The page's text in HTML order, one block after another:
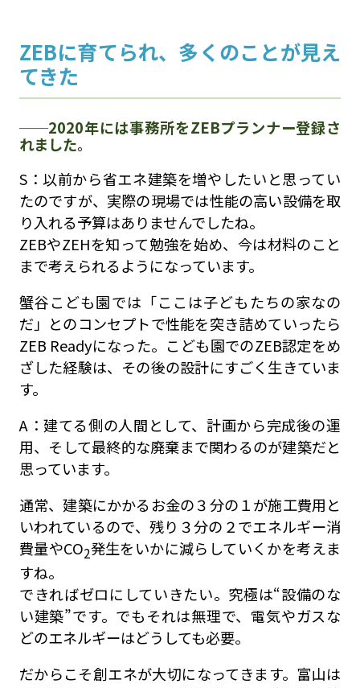
ZEBに育てられ、多くのことが見え
てきた
2020年には事務所をZEBプランナー登録さ
れました。
S：以前から省エネ建築を増やしたいと思ってい
たのですが、実際の現場では性能の高い設備を取
り入れる予算はありませんでしたね。
ZEBやZEHを知って勉強を始め、今は材料のこと
まで考えられるようになっています。
蟹谷こども園では「ここは子どもたちの家なの
だ」とのコンセプトで性能を突き詰めていったら
ZEB Readyになった。こども園でのZEB認定をめ
ざした経験は、その後の設計にすごく生きていま
す。
A：建てる側の人間として、計画から完成後の運
用、そして最終的な廃棄まで関わるのが建築だと
思っています。
通常、建築にかかるお金の３分の１が施工費用と
いわれているので、残り３分の２でエネルギー消
費量やCO2発生をいかに減らしていくかを考えま
すね。
できればゼロにしていきたい。究極は“設備のな
い建築”です。でもそれは無理で、電気やガスな
どのエネルギーはどうしても必要。
だからこそ創エネが大切になってきます。富山は